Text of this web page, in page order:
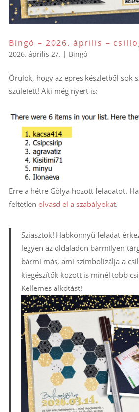
Bingó – 2026. április –
2026. április 27. | Bingó
Örülök, hogy az epres készletből sok
született! Aki még nyert is:
Erre a hétre Gólya hozott feladatot.
feltétlen olvasd el a szabályokat.
Sziasztok! Habkönnyű feladat
legyen az oldaladon bármilyen
bármi más, ami szimbolizálja a
kiegészítők között is minél több
Kellemes alkotást!